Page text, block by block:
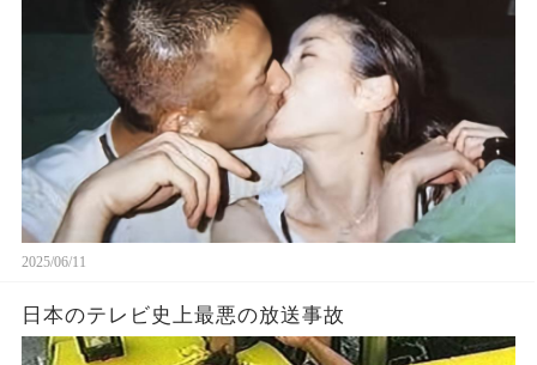
2025/06/11
日本のテレビ史上最悪の放送事故